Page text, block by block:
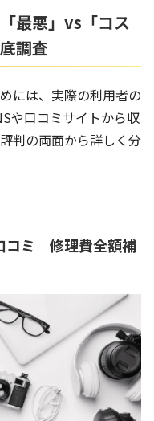
最悪」vs「コス
調査
には、実際の利用者の
や口コミサイトから収
判の両面から詳しく分
コミ｜修理費全額補